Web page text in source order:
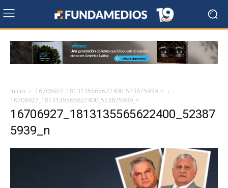
Inicio
16706927_1813135565622400_523875939_n
16706927_1813135565622400_523875939_n
16706927_1813135565622400_52387
5939_n